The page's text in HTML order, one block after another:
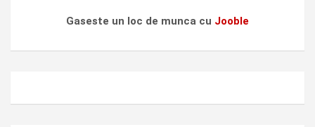
Gaseste un loc de munca cu Jooble